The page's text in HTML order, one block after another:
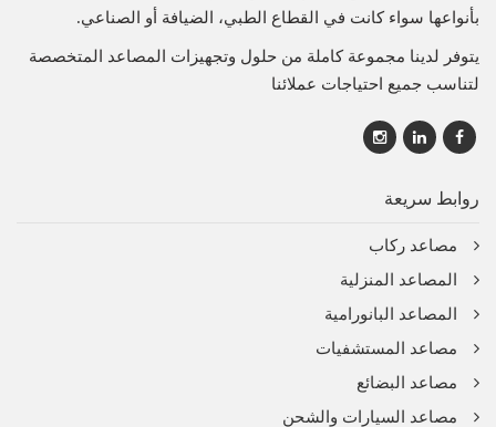
بأنواعها سواء كانت في القطاع الطبي، الضيافة أو الصناعي.
يتوفر لدينا مجموعة كاملة من حلول وتجهيزات المصاعد المتخصصة
لتناسب جميع احتياجات عملائنا
روابط سريعة
مصاعد ركاب
المصاعد المنزلية
المصاعد البانورامية
مصاعد المستشفيات
مصاعد البضائع
مصاعد السيارات والشحن